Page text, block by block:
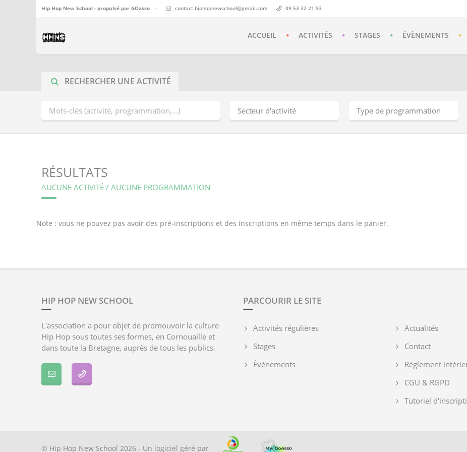
Hip Hop New School - propulsé par GOasso · contact.hiphopnewschool@gmail.com 09 53 32 21 93
ACCUEIL ACTIVITÉS STAGES ÉVÈNEMENTS
RECHERCHER UNE ACTIVITÉ
RÉSULTATS
AUCUNE ACTIVITÉ / AUCUNE PROGRAMMATION
Note : vous ne pouvez pas avoir des pré-inscriptions et des inscriptions en même temps dans le panier.
HIP HOP NEW SCHOOL
L'association a pour objet de promouvoir la culture
Hip Hop sous toutes ses formes, en Cornouaille et
dans toute la Bretagne, auprès de tous les publics.
PARCOURIR LE SITE
Activités régulières
Stages
Évènements
Actualités
Contact
Règlement
CGU & RGPD
Tutoriel
© Hip Hop New School 2026 - Un logiciel géré par